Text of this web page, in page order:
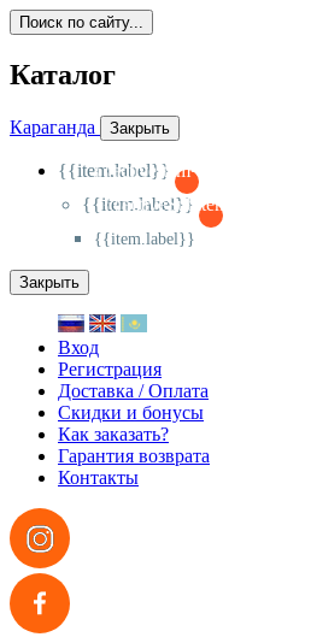
Поиск по сайту...
Каталог
Караганда Закрыть
{{item.label}}
{{activeItem==item.id?'-
{{item.label}}
{{activeSubitem==item.id?'-
{{item.label}}
Закрыть
Вход
Регистрация
Доставка / Оплата
Скидки и бонусы
Как заказать?
Гарантия возврата
Контакты